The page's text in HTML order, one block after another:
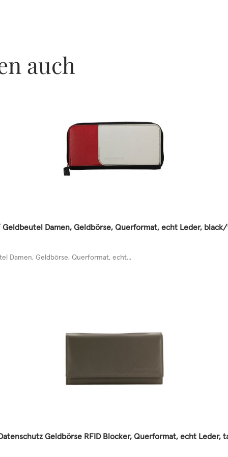
auch
Damen, Geldbörse, Querformat, echt Leder,
Damen, Geldbörse, Querformat, echt...
Geldbörse RFID Blocker, Querformat, echt Leder,